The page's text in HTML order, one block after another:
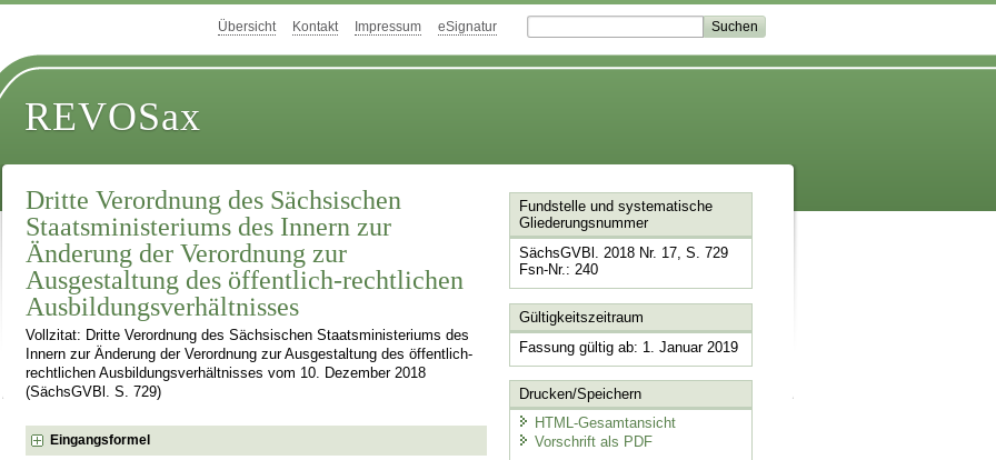
Übersicht Kontakt Impressum eSignatur
REVOSax
Dritte Verordnung des Sächsischen
Staatsministeriums des Innern zur
Änderung der Verordnung zur
Ausgestaltung des öffentlich-rechtlichen
Ausbildungsverhältnisses
Vollzitat: Dritte Verordnung des Sächsischen Staatsministeriums des
Innern zur Änderung der Verordnung zur Ausgestaltung des öffentlich-
rechtlichen Ausbildungsverhältnisses vom 10. Dezember 2018
(SächsGVBl. S. 729)
Eingangsformel
Fundstelle und systematische
Gliederungsnummer
SächsGVBl. 2018 Nr. 17, S. 729
Fsn-Nr.: 240
Gültigkeitszeitraum
Fassung gültig ab: 1. Januar 2019
Drucken/Speichern
HTML-Gesamtansicht
Vorschrift als PDF